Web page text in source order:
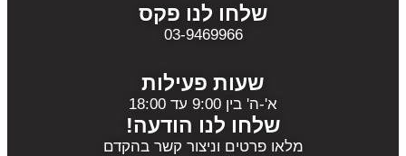
שלחו לנו פקס
03-9469966
שעות פעילות
א'-ה' בין 9:00 עד 18:00
שלחו לנו הודעה!
מלאו פרטים וניצור קשר בהקדם